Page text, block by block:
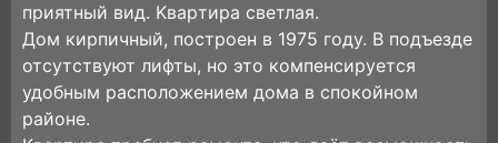
приятный вид. Kвapтиpa светлая.
Дом кирпичный, построен в 1975 году. B подъезде
отсутствуют лифты, но это компенсируется
удобным расположением дома в спокойном
районе.